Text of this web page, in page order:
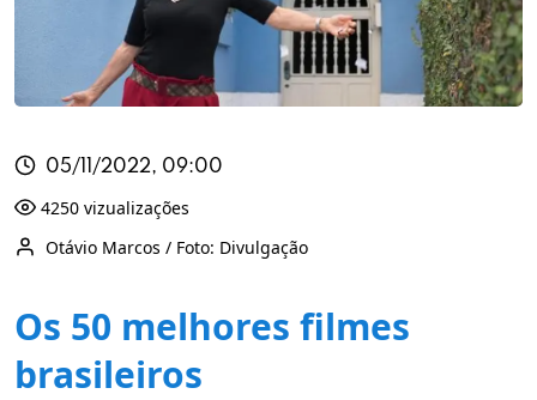
05/11/2022, 09:00
4250 vizualizações
Otávio Marcos / Foto: Divulgação
Os 50 melhores filmes
brasileiros